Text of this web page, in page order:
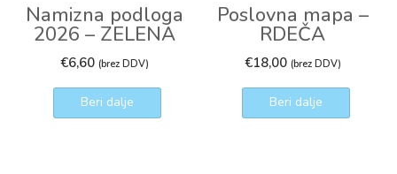
Namizna podloga
2026 – ZELENA
€6,60 (brez DDV)
Beri dalje
Poslovna mapa –
RDEČA
€18,00 (brez DDV)
Beri dalje